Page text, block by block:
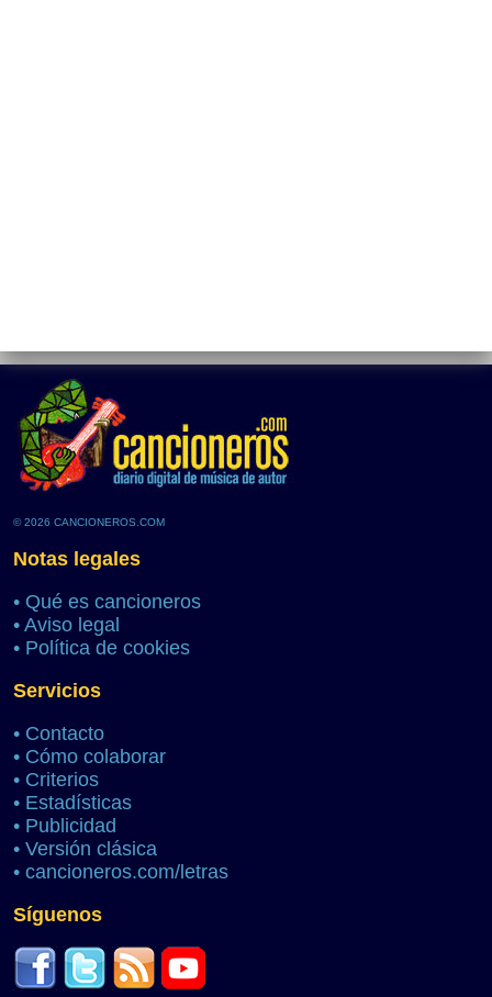
© 2026 CANCIONEROS.COM
Notas legales
• Qué es cancioneros
• Aviso legal
• Política de cookies
Servicios
• Contacto
• Cómo colaborar
• Criterios
• Estadísticas
• Publicidad
• Versión clásica
• cancioneros.com/letras
Síguenos